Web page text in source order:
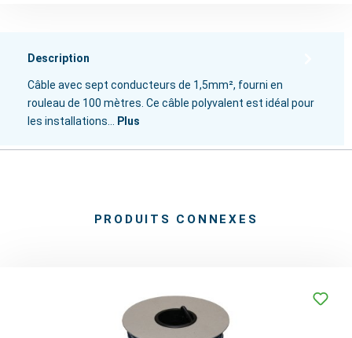
Description
Câble avec sept conducteurs de 1,5mm², fourni en
rouleau de 100 mètres. Ce câble polyvalent est idéal pour
les installations… Plus
PRODUITS CONNEXES